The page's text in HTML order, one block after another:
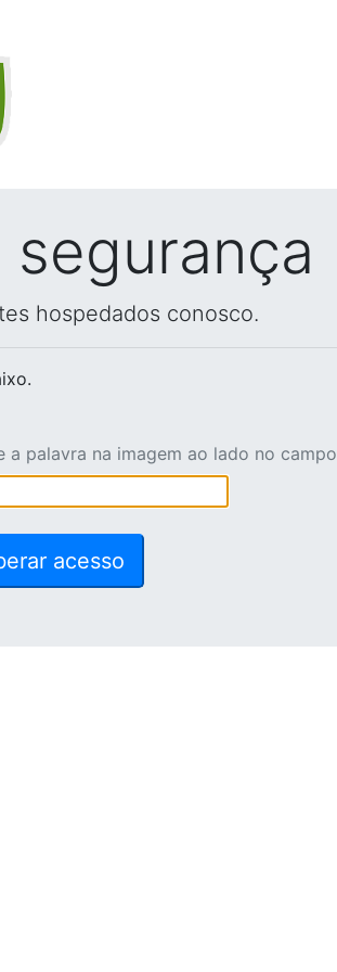
hospedados conosco.
a palavra na imagem ao lado no